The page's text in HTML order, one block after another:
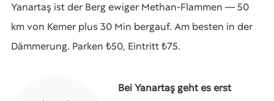
Yanartaş ist der Berg ewiger Methan-Flammen — 50
km von Kemer plus 30 Min bergauf. Am besten in der
Dämmerung. Parken ₺50, Eintritt ₺75.
Bei Yanartaş geht es erst